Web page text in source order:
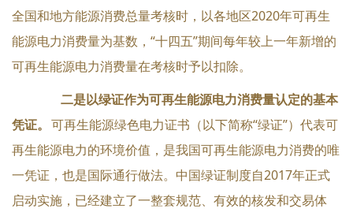
全国和地方能源消费总量考核时，以各地区2020年可再生
能源电力消费量为基数，“十四五”期间每年较上一年新增的
可再生能源电力消费量在考核时予以扣除。
二是以绿证作为可再生能源电力消费量认定的基本
凭证。 可再生能源绿色电力证书（以下简称“绿证”）代表可
再生能源电力的环境价值，是我国可再生能源电力消费的唯
一凭证，也是国际通行做法。中国绿证制度自2017年正式
启动实施，已经建立了一整套规范、有效的核发和交易体